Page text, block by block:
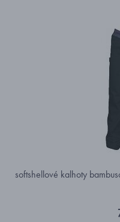
softshellové kalhoty